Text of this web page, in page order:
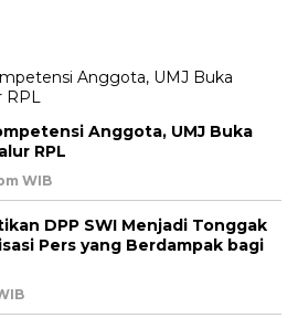
Anggota, UMJ Buka
RPL
WIB
DPP SWI Menjadi Tonggak
Pers yang Berdampak bagi